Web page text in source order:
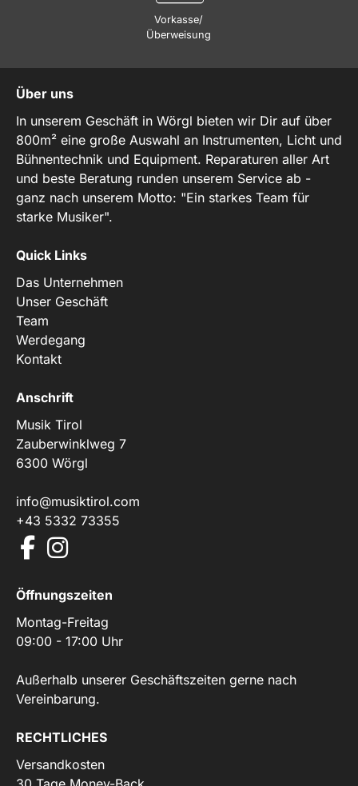
Vorkasse/
Überweisung
Über uns
In unserem Geschäft in Wörgl bieten wir Dir auf über
800m² eine große Auswahl an Instrumenten, Licht und
Bühnentechnik und Equipment. Reparaturen aller Art
und beste Beratung runden unserem Service ab -
ganz nach unserem Motto: "Ein starkes Team für
starke Musiker".
Quick Links
Das Unternehmen
Unser Geschäft
Team
Werdegang
Kontakt
Anschrift
Musik Tirol
Zauberwinklweg 7
6300 Wörgl
info@musiktirol.com
+43 5332 73355
Öffnungszeiten
Montag-Freitag
09:00 - 17:00 Uhr
Außerhalb unserer Geschäftszeiten gerne nach
Vereinbarung.
RECHTLICHES
Versandkosten